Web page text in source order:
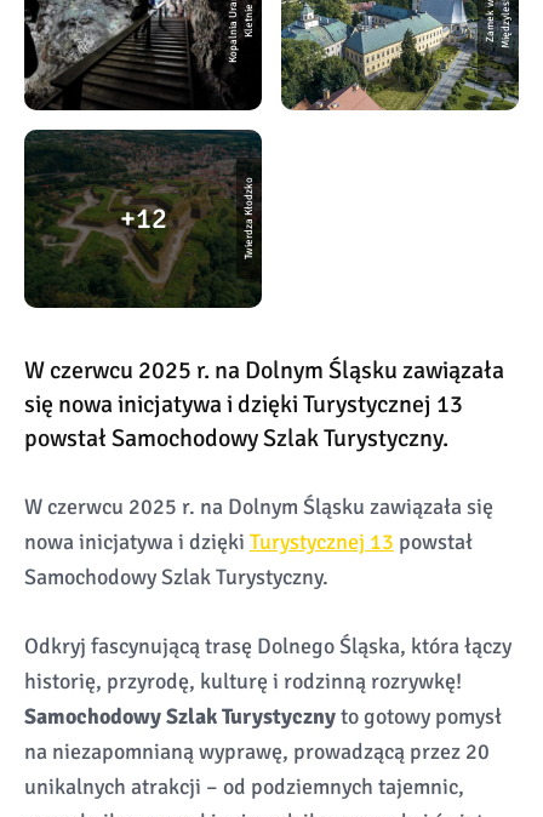
K
o
p
a
l
ni
a
U
ra
n
u
w
K
l
e
t
nie Z
a
m
e
k
w
Mi
ę
d
z
y
l
e
siu
Twierdza Kłodzko
12
W czerwcu 2025 r. na Dolnym Śląsku zawiązała
się nowa inicjatywa i dzięki Turystycznej 13
powstał Samochodowy Szlak Turystyczny.
W czerwcu 2025 r. na Dolnym Śląsku zawiązała się
nowa inicjatywa i dzięki Turystycznej 13 powstał
Samochodowy Szlak Turystyczny.
Odkryj fascynującą trasę Dolnego Śląska, która łączy
historię, przyrodę, kulturę i rodzinną rozrywkę!
Samochodowy Szlak Turystycznyto gotowy pomysł
na niezapomnianą wyprawę, prowadzącą przez 20
unikalnych atrakcji – od podziemnych tajemnic,